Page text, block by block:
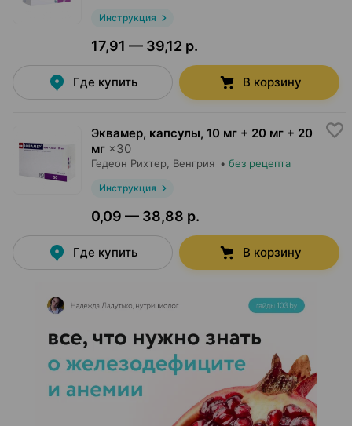
Инструкция
17,91 — 39,12 р.
Где купить В корзину
Эквамер, капсулы, 10 мг + 20 мг + 20
мг ×30
Гедеон Рихтер , Венгрия • без рецепта
Инструкция
0,09 — 38,88 р.
Где купить В корзину